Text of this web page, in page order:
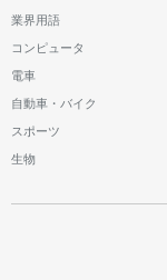
業界用語
コンピュータ
電車
自動車・バイク
スポーツ
生物